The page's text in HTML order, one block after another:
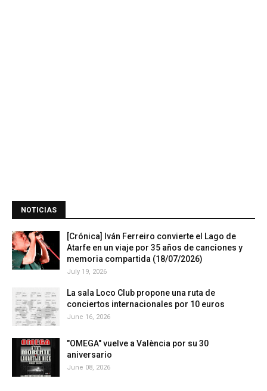
NOTICIAS
[Crónica] Iván Ferreiro convierte el Lago de
Atarfe en un viaje por 35 años de canciones y
memoria compartida (18/07/2026)
July 19, 2026
La sala Loco Club propone una ruta de
conciertos internacionales por 10 euros
June 16, 2026
"OMEGA" vuelve a València por su 30
aniversario
June 08, 2026